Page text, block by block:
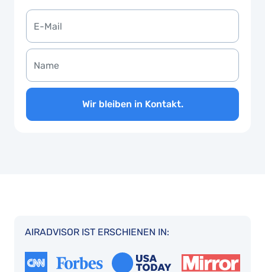
Wir bleiben in Kontakt.
AIRADVISOR IST ERSCHIENEN IN: